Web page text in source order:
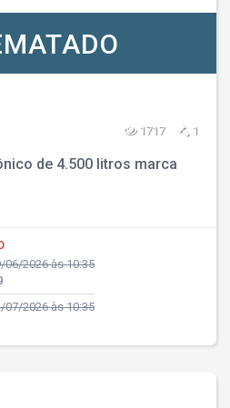
1717 1
de 4.500 litros marca
2026 às 10:35
2026 às 10:35